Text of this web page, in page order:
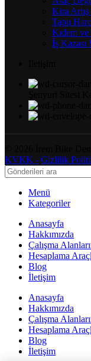
Kira Artış
Tapu
Kıdem ve
İş Kazası
KVKK - Gizlilik
Menü
Kategoriler
Anasayfa
Hakkımızda
Çalışma
Hesaplama
Blog
İletişim
Anasayfa
Hakkımızda
Çalışma
Hesaplama
Blog
İletişim